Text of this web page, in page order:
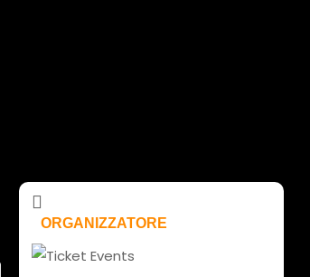
ORGANIZZATORE